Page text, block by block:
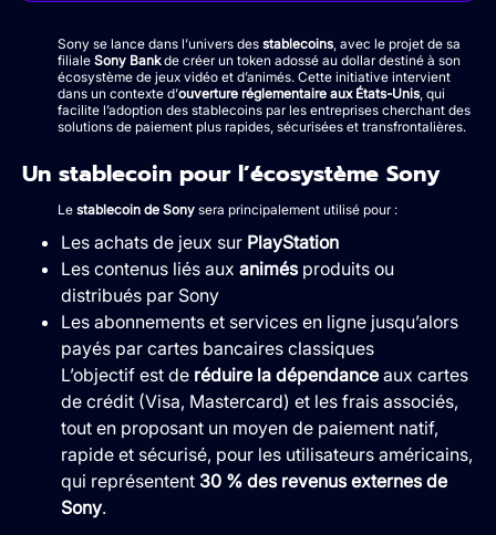
Sony se lance dans l’univers des stablecoins, avec le projet de sa
filiale Sony Bankde créer un token adossé au dollar destiné à son
écosystème de jeux vidéo et d’animés. Cette initiative intervient
dans un contexte d’ouverture réglementaire aux États-Unis, qui
facilite l’adoption des stablecoins par les entreprises cherchant des
solutions de paiement plus rapides, sécurisées et transfrontalières.
Un stablecoin pour l’écosystème Sony
Le stablecoin de Sony sera principalement utilisé pour :
Les achats de jeux sur PlayStation
Les contenus liés aux animésproduits ou
distribués par Sony
Les abonnements et services en ligne jusqu’alors
payés par cartes bancaires classiques
L’objectif est de réduire la dépendance aux cartes
de crédit (Visa, Mastercard) et les frais associés,
tout en proposant un moyen de paiement natif,
rapide et sécurisé, pour les utilisateurs américains,
qui représentent 30 % des revenus externes de
Sony.